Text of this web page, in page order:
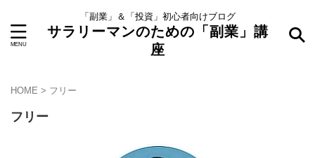
「副業」＆「投資」初心者向けブログ
サラリーマンのための「副業」講
座
HOME > フリー
フリー